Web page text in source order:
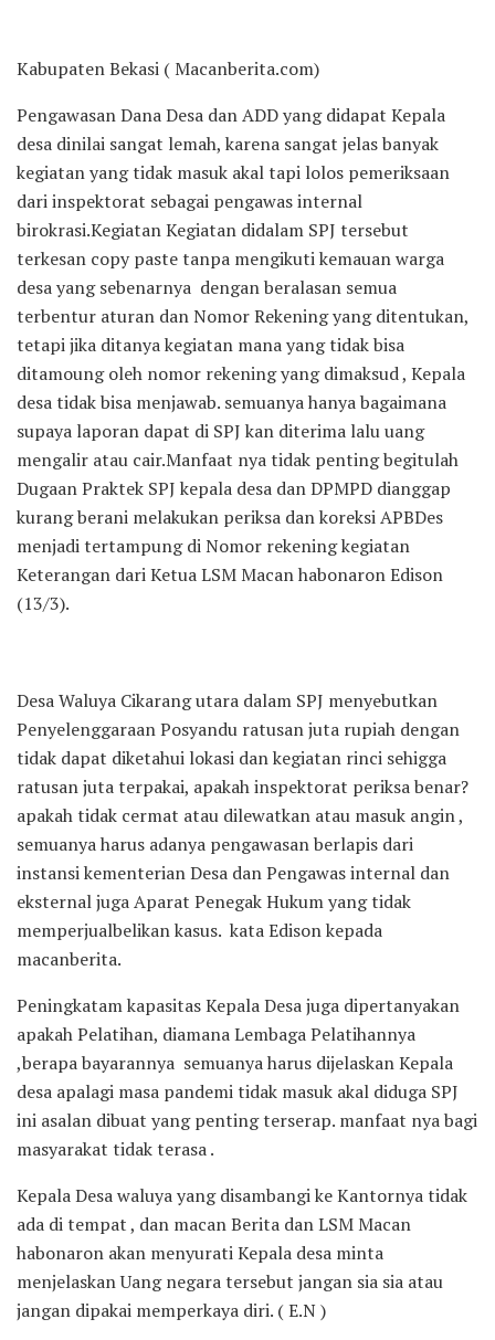
Kabupaten Bekasi ( Macanberita.com)
Pengawasan Dana Desa dan ADD yang didapat Kepala
desa dinilai sangat lemah, karena sangat jelas banyak
kegiatan yang tidak masuk akal tapi lolos pemeriksaan
dari inspektorat sebagai pengawas internal
birokrasi.Kegiatan Kegiatan didalam SPJ tersebut
terkesan copy paste tanpa mengikuti kemauan warga
desa yang sebenarnya dengan beralasan semua
terbentur aturan dan Nomor Rekening yang ditentukan,
tetapi jika ditanya kegiatan mana yang tidak bisa
ditamoung oleh nomor rekening yang dimaksud , Kepala
desa tidak bisa menjawab. semuanya hanya bagaimana
supaya laporan dapat di SPJ kan diterima lalu uang
mengalir atau cair.Manfaat nya tidak penting begitulah
Dugaan Praktek SPJ kepala desa dan DPMPD dianggap
kurang berani melakukan periksa dan koreksi APBDes
menjadi tertampung di Nomor rekening kegiatan
Keterangan dari Ketua LSM Macan habonaron Edison
(13/3).
Desa Waluya Cikarang utara dalam SPJ menyebutkan
Penyelenggaraan Posyandu ratusan juta rupiah dengan
tidak dapat diketahui lokasi dan kegiatan rinci sehigga
ratusan juta terpakai, apakah inspektorat periksa benar?
apakah tidak cermat atau dilewatkan atau masuk angin ,
semuanya harus adanya pengawasan berlapis dari
instansi kementerian Desa dan Pengawas internal dan
eksternal juga Aparat Penegak Hukum yang tidak
memperjualbelikan kasus. kata Edison kepada
macanberita.
Peningkatam kapasitas Kepala Desa juga dipertanyakan
apakah Pelatihan, diamana Lembaga Pelatihannya
,berapa bayarannya semuanya harus dijelaskan Kepala
desa apalagi masa pandemi tidak masuk akal diduga SPJ
ini asalan dibuat yang penting terserap. manfaat nya bagi
masyarakat tidak terasa .
Kepala Desa waluya yang disambangi ke Kantornya tidak
ada di tempat , dan macan Berita dan LSM Macan
habonaron akan menyurati Kepala desa minta
menjelaskan Uang negara tersebut jangan sia sia atau
jangan dipakai memperkaya diri. ( E.N )